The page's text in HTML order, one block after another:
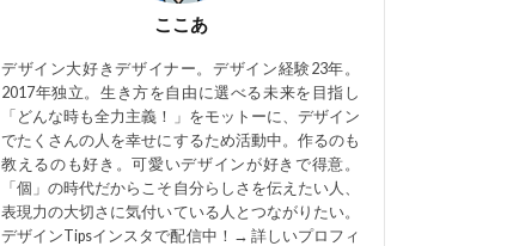
ここあ
デザイン大好きデザイナー。デザイン経験23年。
2017年独立。生き方を自由に選べる未来を目指し
「どんな時も全力主義！」をモットーに、デザイン
でたくさんの人を幸せにするため活動中。作るのも
教えるのも好き。可愛いデザインが好きで得意。
「個」の時代だからこそ自分らしさを伝えたい人、
表現力の大切さに気付いている人とつながりたい。
デザインTipsインスタで配信中！→ 詳しいプロフィ